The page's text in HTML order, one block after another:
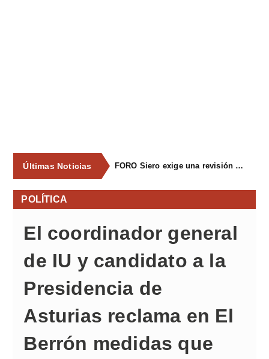
Últimas Noticias FORO Siero exige una revisión integral del servicio de recogida de residuos para acabar con los contenedores desbordados y la imagen de abandono del concejo
POLÍTICA
El coordinador general
de IU y candidato a la
Presidencia de
Asturias reclama en El
Berrón medidas que